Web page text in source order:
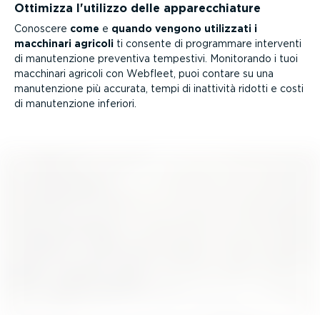
Ottimizza l'utilizzo delle apparec­chiature
Conoscere come e quando vengono utilizzati i
macchinari agricoli ti consente di programmare interventi
di manuten­zione preventiva tempestivi. Monitorando i tuoi
macchinari agricoli con Webfleet, puoi contare su una
manuten­zione più accurata, tempi di inattività ridotti e costi
di manuten­zione inferiori.